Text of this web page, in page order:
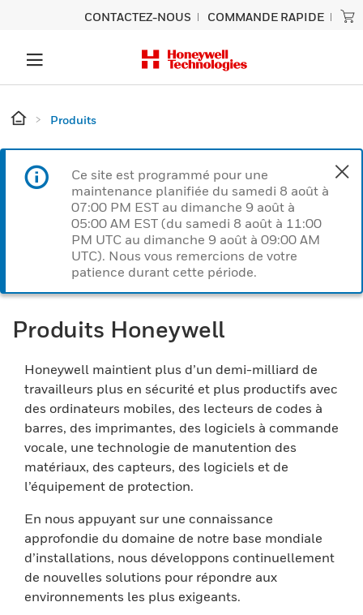
CONTACTEZ-NOUS COMMANDE RAPIDE
Produits
Ce site est programmé pour une
maintenance planifiée du samedi 8 août à
07:00 PM EST au dimanche 9 août à
05:00 AM EST (du samedi 8 août à 11:00
PM UTC au dimanche 9 août à 09:00 AM
UTC). Nous vous remercions de votre
patience durant cette période.
Produits Honeywell
Honeywell maintient plus d’un demi-milliard de
travailleurs plus en sécurité et plus productifs avec
des ordinateurs mobiles, des lecteurs de codes à
barres, des imprimantes, des logiciels à commande
vocale, une technologie de manutention des
matériaux, des capteurs, des logiciels et de
l’équipement de protection.
En nous appuyant sur une connaissance
approfondie du domaine de notre base mondiale
d’installations, nous développons continuellement
de nouvelles solutions pour répondre aux
environnements les plus exigeants.